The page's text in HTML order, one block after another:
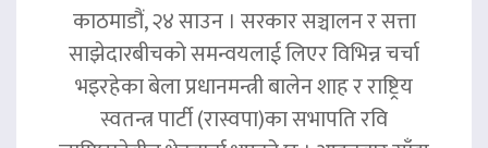
काठमाडौं, २४ साउन । सरकार सञ्चालन र सत्ता
साझेदारबीचको समन्वयलाई लिएर विभिन्न चर्चा
भइरहेका बेला प्रधानमन्त्री बालेन शाह र राष्ट्रिय
स्वतन्त्र पार्टी (रास्वपा)का सभापति रवि